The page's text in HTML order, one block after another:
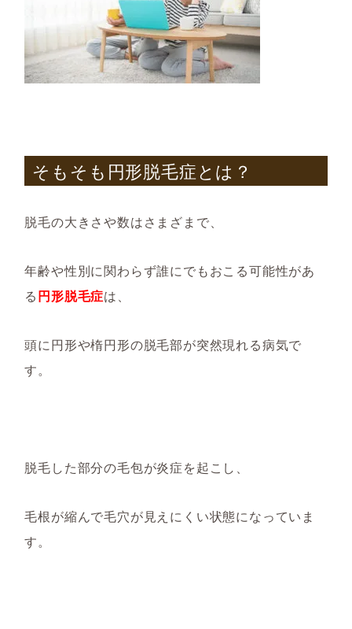
そもそも円形脱毛症とは？
脱毛の大きさや数はさまざまで、
年齢や性別に関わらず誰にでもおこる可能性があ
る円形脱毛症は、
頭に円形や楕円形の脱毛部が突然現れる病気で
す。
脱毛した部分の毛包が炎症を起こし、
毛根が縮んで毛穴が見えにくい状態になっていま
す。